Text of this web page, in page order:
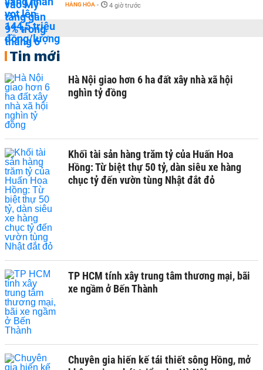
HÀNG HÓA - 4 giờ trước
Tin mới
Hà Nội giao hơn 6 ha đất xây nhà xã hội
nghìn tỷ đồng
Khối tài sản hàng trăm tỷ của Huấn Hoa
Hồng: Từ biệt thự 50 tỷ, dàn siêu xe hàng
chục tỷ đến vườn tùng Nhật đắt đỏ
TP HCM tính xây trung tâm thương mại, bãi
xe ngầm ở Bến Thành
Chuyên gia hiến kế tái thiết sông Hồng, mở